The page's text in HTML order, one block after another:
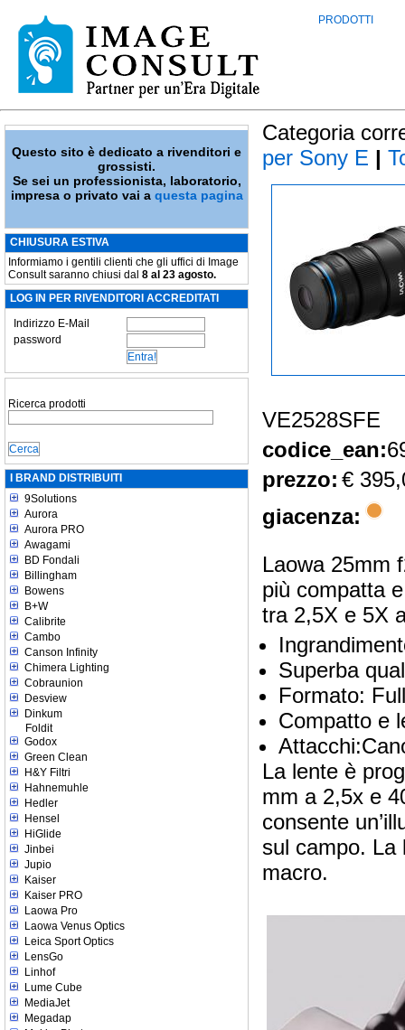
PRODOTTI
Questo sito è dedicato a rivenditori e
grossisti.
Se sei un professionista, laboratorio,
impresa o privato vai a questa pagina
CHIUSURA ESTIVA
Informiamo i gentili clienti che gli uffici di Image
Consult saranno chiusi dal 8 al 23 agosto.
LOG IN PER RIVENDITORI ACCREDITATI
Indirizzo E-Mail
password
Ricerca prodotti
I BRAND DISTRIBUITI
9Solutions
Aurora
Aurora PRO
Awagami
BD Fondali
Billingham
Bowens
B+W
Calibrite
Cambo
Canson Infinity
Chimera Lighting
Cobraunion
Desview
Dinkum
Foldit
Godox
Green Clean
H&Y Filtri
Hahnemuhle
Hedler
Hensel
HiGlide
Jinbei
Jupio
Kaiser
Kaiser PRO
Laowa Pro
Laowa Venus Optics
Leica Sport Optics
LensGo
Linhof
Lume Cube
MediaJet
Megadap
Categoria
per Sony E |
VE2528SFE
codice_ean:
prezzo: €
giacenza:
Laowa 25mm
più compatta
tra 2,5X e 5X
Superba
Formato:
Compatto e
La lente è
mm a 2,5x e
consente
sul campo. La
macro.